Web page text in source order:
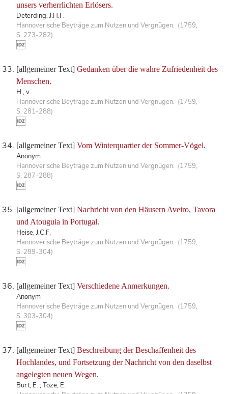
unsers verherrlichten Erlösers.
Deterding, J.H.F.
Hannoverische Beyträge zum Nutzen und Vergnügen. (1759,
S. 273-282)
[allgemeiner Text] Gedanken über die wahre Zufriedenheit des
Menschen.
H., v.
Hannoverische Beyträge zum Nutzen und Vergnügen. (1759,
S. 281-288)
[allgemeiner Text] Vom Winterquartier der Sommer-Vögel.
Anonym
Hannoverische Beyträge zum Nutzen und Vergnügen. (1759,
S. 287-288)
[allgemeiner Text] Nachricht von den Häusern Aveiro, Tavora
und Atouguia in Portugal.
Heise, J.C.F.
Hannoverische Beyträge zum Nutzen und Vergnügen. (1759,
S. 289-304)
[allgemeiner Text] Verschiedene Anmerkungen.
Anonym
Hannoverische Beyträge zum Nutzen und Vergnügen. (1759,
S. 303-304)
[allgemeiner Text] Beschreibung der Beschaffenheit des
Hochlandes, und Fortsetzung der Nachricht von den daselbst
angelegten neuen Wegen.
Burt, E. ; Toze, E.